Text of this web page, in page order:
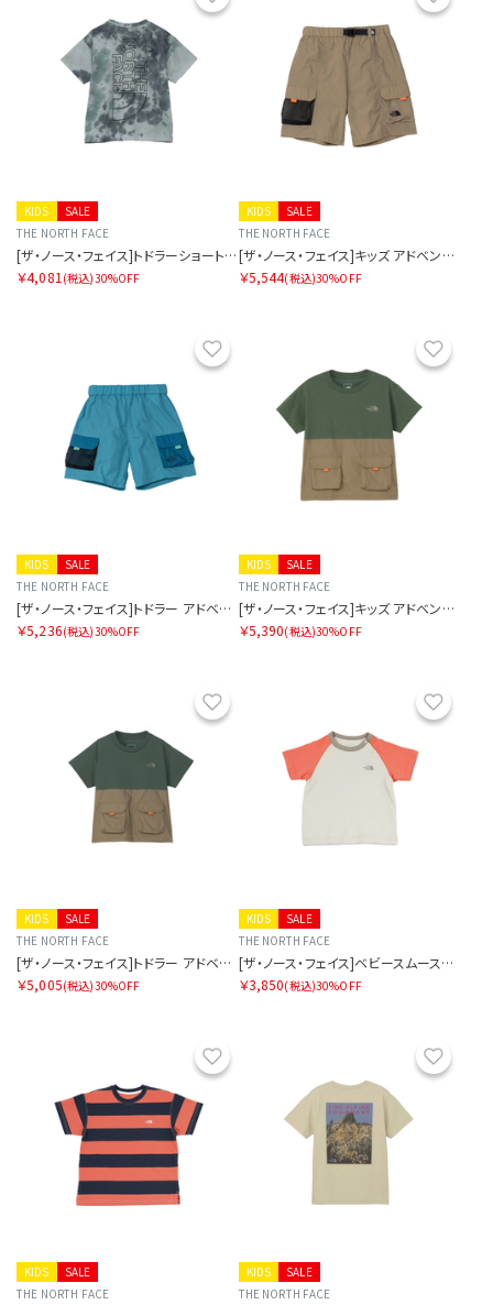
SALE
KIDS
THE NORTH FACE
[ザ・ノース・フェイス]トドラーショートスリーブノベルティビッグルートティー
￥4,081 (税込)30%OFF
SALE
KIDS
THE NORTH FACE
[ザ・ノース・フェイス]キッズ アドベンチャーショート
￥5,544(税込)30%OFF
お気に入り
SALE
KIDS
THE NORTH FACE
[ザ・ノース・フェイス]トドラー アドベンチャーショート
￥5,236(税込)30%OFF
SALE
KIDS
THE NORTH FACE
[ザ・ノース・フェイス]キッズ アドベンチャーティー
￥5,390(税込)30%OFF
お気に入り
SALE
KIDS
THE NORTH FACE
[ザ・ノース・フェイス]トドラー アドベンチャーティー
￥5,005(税込)30%OFF
SALE
KIDS
THE NORTH FACE
[ザ・ノース・フェイス]ベビースムースグローティー
￥3,850(税込)30%OFF
お気に入り
SALE
KIDS
THE NORTH FACE
SALE
KIDS
THE NORTH FACE